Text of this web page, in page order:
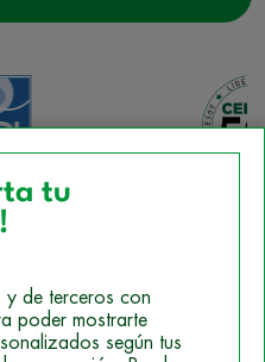
tu
y de terceros con
poder mostrarte
según tus